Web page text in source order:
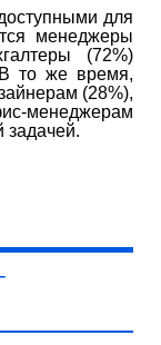
для
менеджеры
(72%)
то же время,
(28%),
менеджерам
задачей.